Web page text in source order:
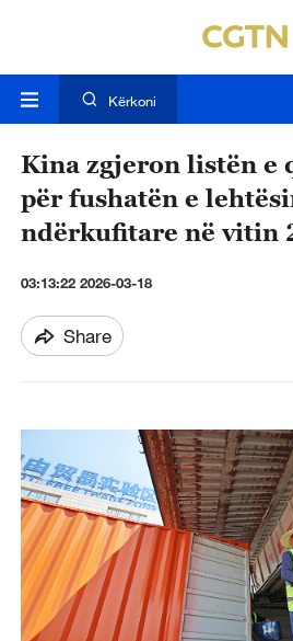
Kërkoni
Kina zgjeron listën e
për fushatën e
ndërkufitare në vitin
03:13:22 2026-03-18
Share